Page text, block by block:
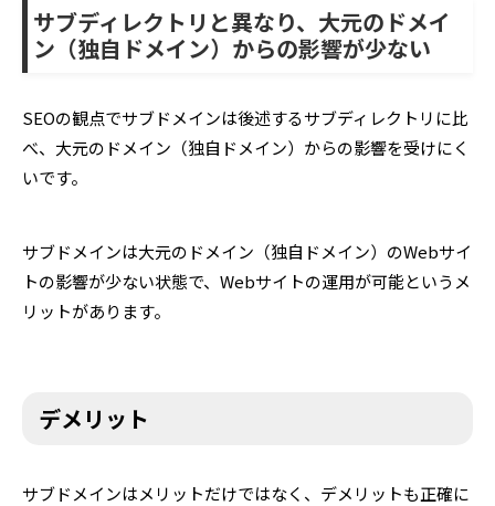
サブディレクトリと異なり、大元のドメイ
ン（独自ドメイン）からの影響が少ない
SEOの観点でサブドメインは後述するサブディレクトリに比
べ、大元のドメイン（独自ドメイン）からの影響を受けにく
いです。
サブドメインは大元のドメイン（独自ドメイン）のWebサイ
トの影響が少ない状態で、Webサイトの運用が可能というメ
リットがあります。
デメリット
サブドメインはメリットだけではなく、デメリットも正確に